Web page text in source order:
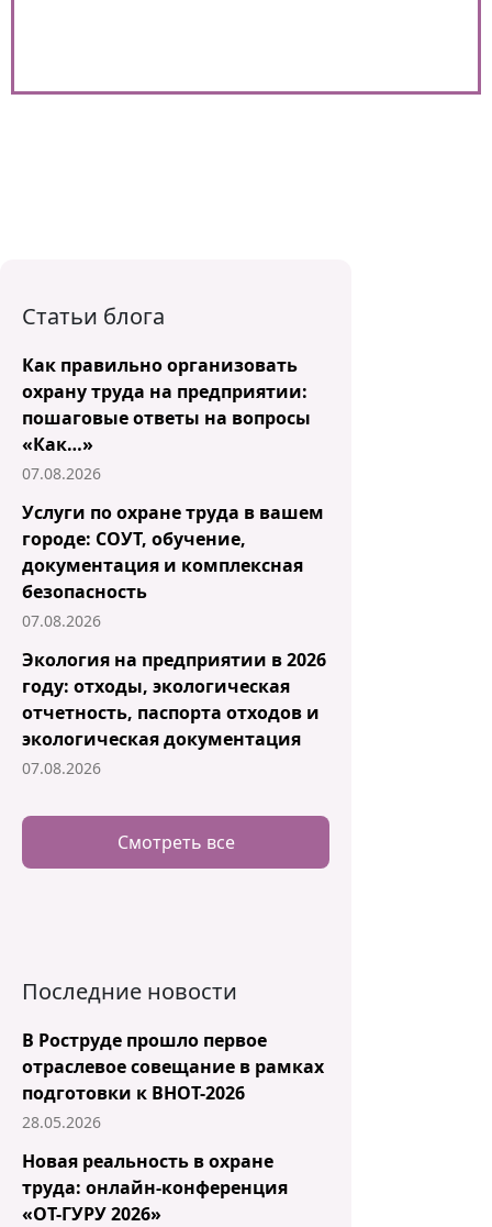
Статьи блога
Как правильно организовать
охрану труда на предприятии:
пошаговые ответы на вопросы
«Как…»
07.08.2026
Услуги по охране труда в вашем
городе: СОУТ, обучение,
документация и комплексная
безопасность
07.08.2026
Экология на предприятии в 2026
году: отходы, экологическая
отчетность, паспорта отходов и
экологическая документация
07.08.2026
Смотреть все
Последние новости
В Роструде прошло первое
отраслевое совещание в рамках
подготовки к ВНОТ-2026
28.05.2026
Новая реальность в охране
труда: онлайн-конференция
«ОТ-ГУРУ 2026»